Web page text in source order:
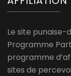
Le site
Programme
programme
sites de